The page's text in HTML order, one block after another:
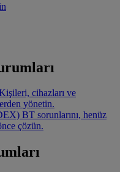
cihazları ve
yönetin.
BT sorunlarını, henüz
çözün.